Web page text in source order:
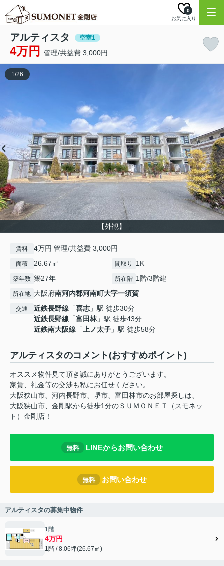
お気に入り
0
アルティスタ 空室1
4万円 管理/共益費 3,000円
【外観】
1/26
賃料 4万円 管理/共益費 3,000円
面積 26.67㎡ 間取り 1K
築年数 築27年 所在階 1階/3階建
所在地 大阪府南河内郡河南町大字一須賀
交通 近鉄長野線 「喜志」駅 徒歩30分
近鉄長野線 「富田林」駅 徒歩43分
近鉄南大阪線 「上ノ太子 」駅 徒歩58分
アルティスタのコメント(おすすめポイント)
オススメ物件見て頂き誠にありがとうございます。
家賃、礼金等の交渉も私にお任せください。
大阪狭山市、河内長野市、堺市、富田林市のお部屋探しは、
大阪狭山市、金剛駅から徒歩1分のＳＵＭＯＮＥＴ（スモネッ
ト）金剛店！
無料 LINEからお問い合わせ
無料 お問い合わせ
アルティスタの募集中物件
1階
4万円
1階 / 8.06坪(26.67㎡)